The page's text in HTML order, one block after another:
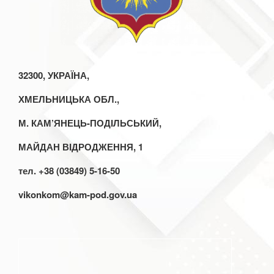
32300, УКРАЇНА,
ХМЕЛЬНИЦЬКА ОБЛ.,
М. КАМ’ЯНЕЦЬ-ПОДІЛЬСЬКИЙ,
МАЙДАН ВІДРОДЖЕННЯ, 1
тел. +38 (03849) 5-16-50
vikonkom@kam-pod.gov.ua